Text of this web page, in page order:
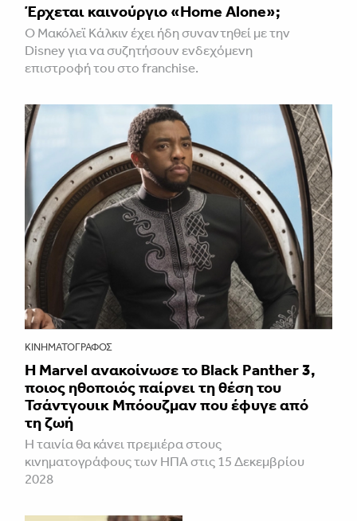
Έρχεται καινούργιο «Home Alone»;
Ο Μακόλεϊ Κάλκιν έχει ήδη συναντηθεί με την
Disney για να συζητήσουν ενδεχόμενη
επιστροφή του στο franchise.
ΚΙΝΗΜΑΤΟΓΡΆΦΟΣ
Η Marvel ανακοίνωσε το Black Panther 3,
ποιος ηθοποιός παίρνει τη θέση του
Τσάντγουικ Μπόουζμαν που έφυγε από
τη ζωή
Η ταινία θα κάνει πρεμιέρα στους
κινηματογράφους των ΗΠΑ στις 15 Δεκεμβρίου
2028